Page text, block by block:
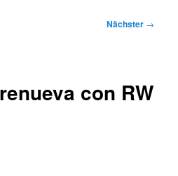
Nächster →
con RW